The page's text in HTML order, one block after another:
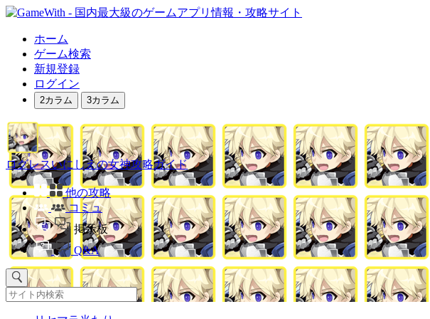
ホーム
ゲーム検索
新規登録
ログイン
2カラム 3カラム
ログレスいにしえの女神攻略ガイド
他の攻略
コミュ
掲示板
Q&A